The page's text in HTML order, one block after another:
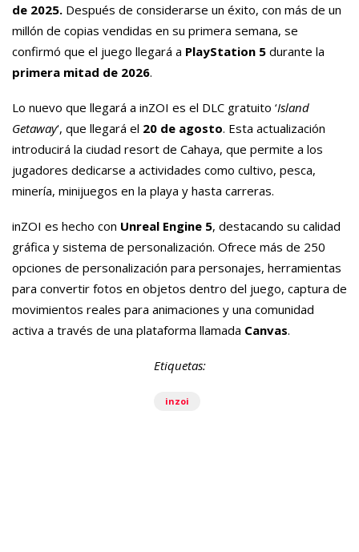
de 2025. Después de considerarse un éxito, con más de un
millón de copias vendidas en su primera semana, se
confirmó que el juego llegará a PlayStation 5 durante la
primera mitad de 2026.
Lo nuevo que llegará a inZOI es el DLC gratuito ‘Island
Getaway‘, que llegará el 20 de agosto. Esta actualización
introducirá la ciudad resort de Cahaya, que permite a los
jugadores dedicarse a actividades como cultivo, pesca,
minería, minijuegos en la playa y hasta carreras.
inZOI es hecho con Unreal Engine 5, destacando su calidad
gráfica y sistema de personalización. Ofrece más de 250
opciones de personalización para personajes, herramientas
para convertir fotos en objetos dentro del juego, captura de
movimientos reales para animaciones y una comunidad
activa a través de una plataforma llamada Canvas.
Etiquetas:
inzoi